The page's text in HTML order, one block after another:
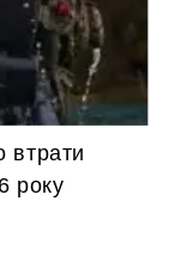
втрати
року